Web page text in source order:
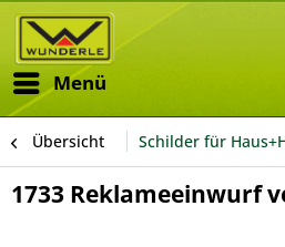
Menü
Übersicht Schilder für
1733 Reklameeinwurf